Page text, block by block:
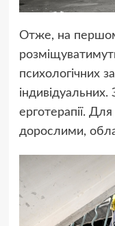
Отже, на
психологічних
індивідуальних.
ерготерапії. Для
дорослими,